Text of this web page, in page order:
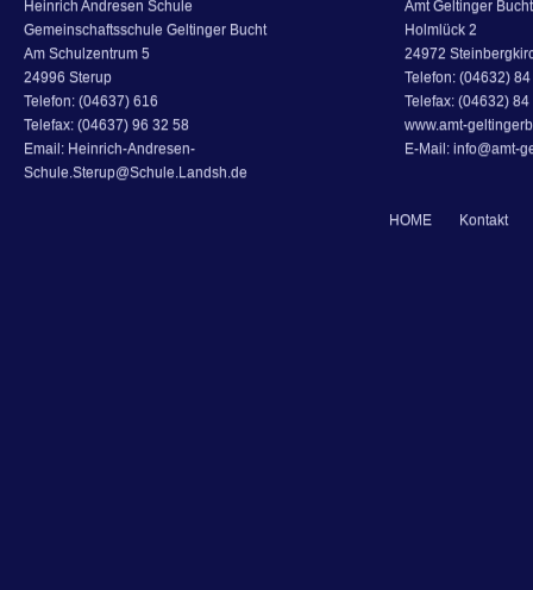
Heinrich Andresen Schule
Gemeinschaftsschule Geltinger Bucht
Am Schulzentrum 5
24996 Sterup
Telefon: (04637) 616
Telefax: (04637) 96 32 58
Email: Heinrich-Andresen-
Schule.Sterup@Schule.Landsh.de
Amt Geltinger Bucht
Holmlück 2
24972
Telefon: (04632)
Telefax: (04632) 84
www.amt-
E-Mail: info@amt-
HOME Kontakt